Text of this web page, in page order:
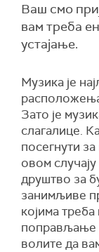
Ваш смо
вам треба
устајање.
Музика је
Зато је
слагалице.
посегнути
овом
друштво за
занимљиве
којима
поправљање
волите да